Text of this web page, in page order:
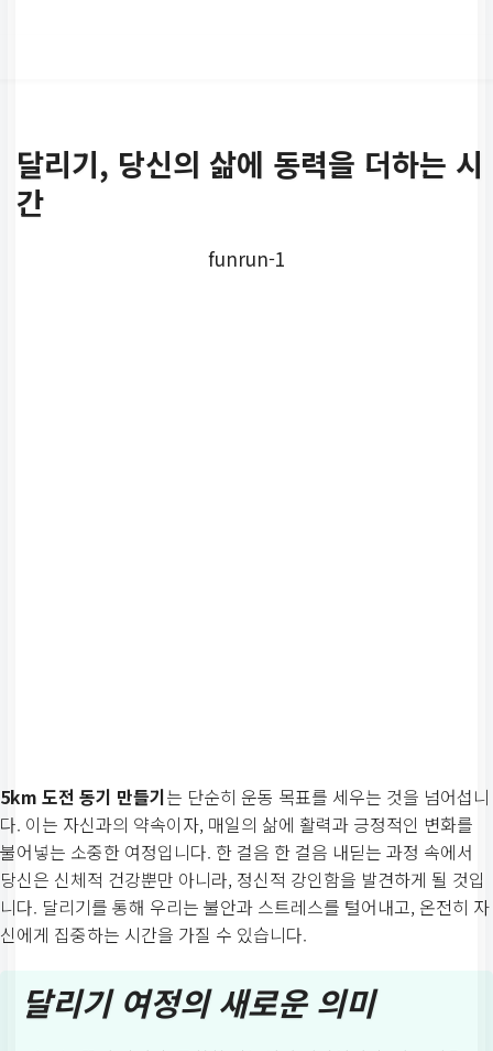
달리기, 당신의 삶에 동력을 더하는 시
간
funrun-1
5km 도전 동기 만들기는 단순히 운동 목표를 세우는 것을 넘어섭니
다. 이는 자신과의 약속이자, 매일의 삶에 활력과 긍정적인 변화를
불어넣는 소중한 여정입니다. 한 걸음 한 걸음 내딛는 과정 속에서
당신은 신체적 건강뿐만 아니라, 정신적 강인함을 발견하게 될 것입
니다. 달리기를 통해 우리는 불안과 스트레스를 털어내고, 온전히 자
신에게 집중하는 시간을 가질 수 있습니다.
달리기 여정의 새로운 의미